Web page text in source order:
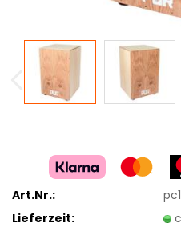
Art.Nr.:
Lieferzeit: